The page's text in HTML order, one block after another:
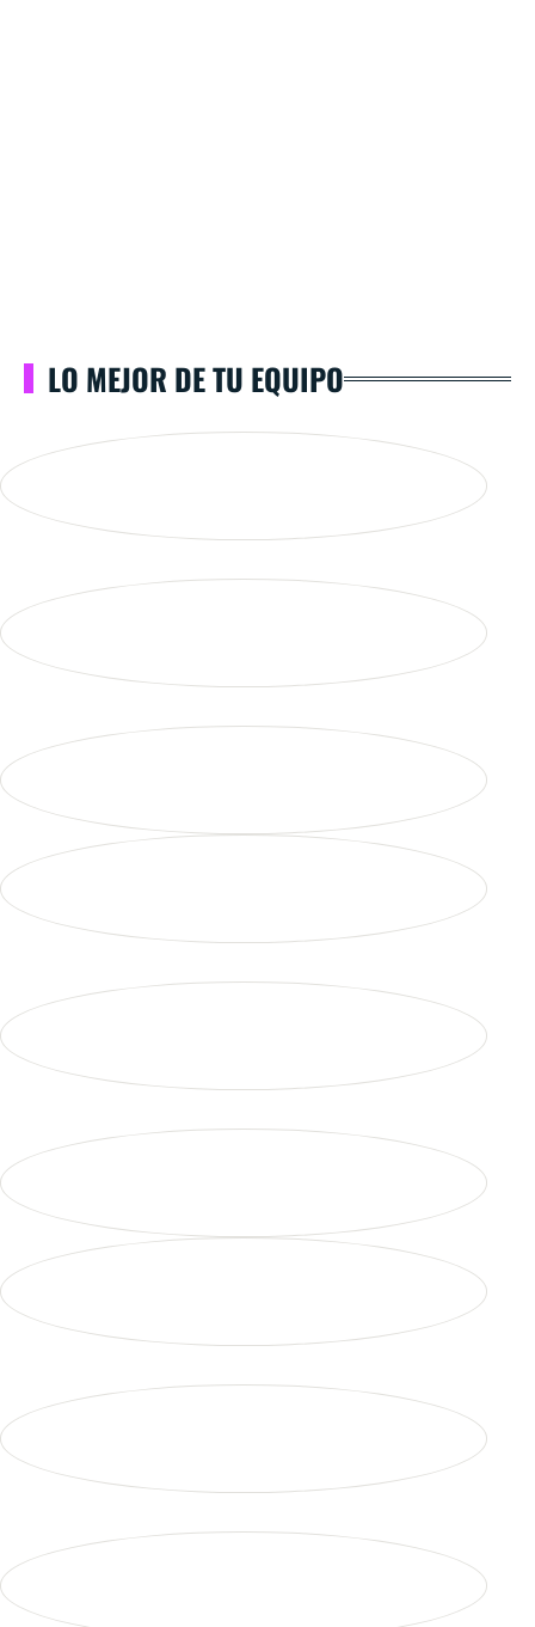
LO MEJOR DE TU EQUIPO